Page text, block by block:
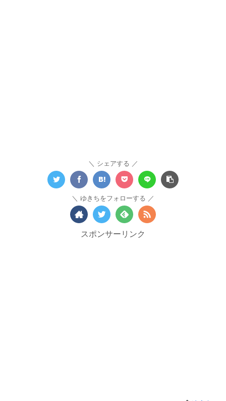
シェアする
ゆきちをフォローする
スポンサーリンク